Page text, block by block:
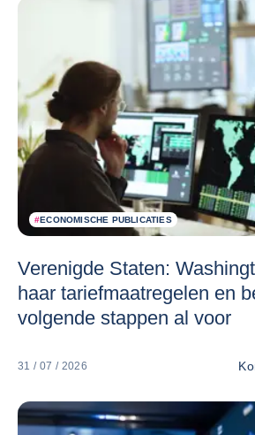
#ECONOMISCHE PUBLICATIES
Verenigde Staten:
haar tariefmaatregelen en
volgende stappen al voor
31 / 07 / 2026